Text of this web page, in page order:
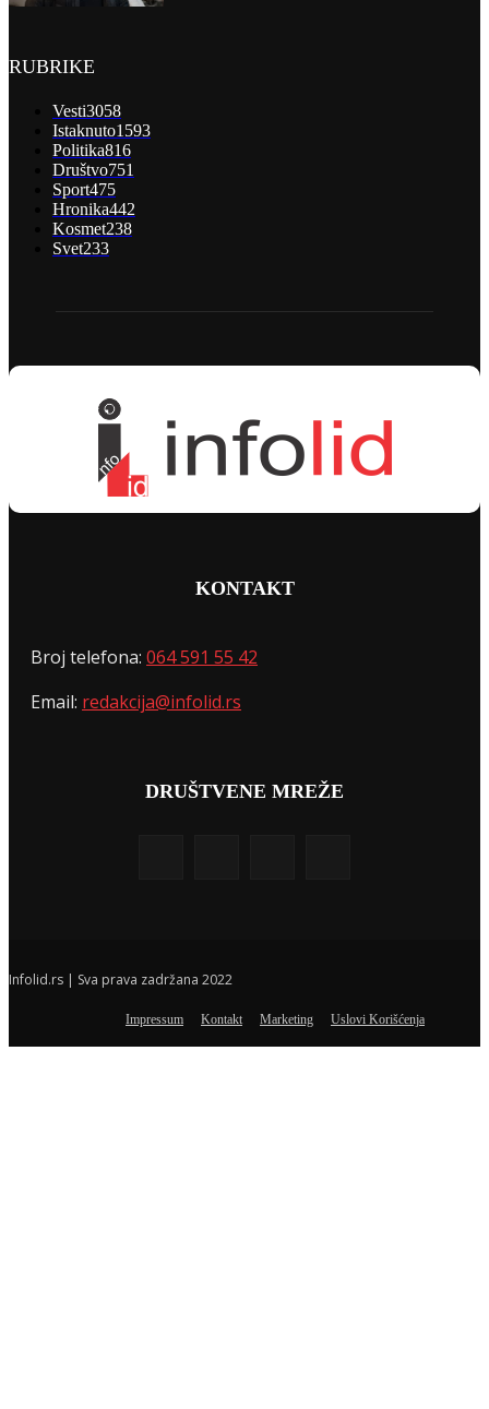
RUBRIKE
Vesti3058
Istaknuto1593
Politika816
Društvo751
Sport475
Hronika442
Kosmet238
Svet233
KONTAKT
Broj telefona: 064 591 55 42
Email: redakcija@infolid.rs
DRUŠTVENE MREŽE
Infolid.rs | Sva prava zadržana 2022
Impressum Kontakt Marketing Uslovi Korišćenja